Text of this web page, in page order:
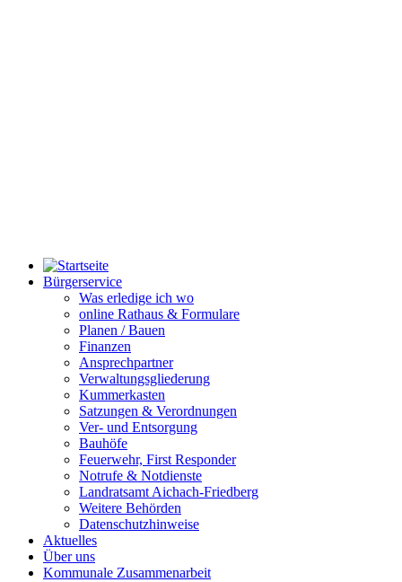
Bürgerservice
Was erledige ich wo
online Rathaus & Formulare
Planen / Bauen
Finanzen
Ansprechpartner
Verwaltungsgliederung
Kummerkasten
Satzungen & Verordnungen
Ver- und Entsorgung
Bauhöfe
Feuerwehr, First Responder
Notrufe & Notdienste
Landratsamt Aichach-Friedberg
Weitere Behörden
Datenschutzhinweise
Aktuelles
Über uns
Kommunale Zusammenarbeit